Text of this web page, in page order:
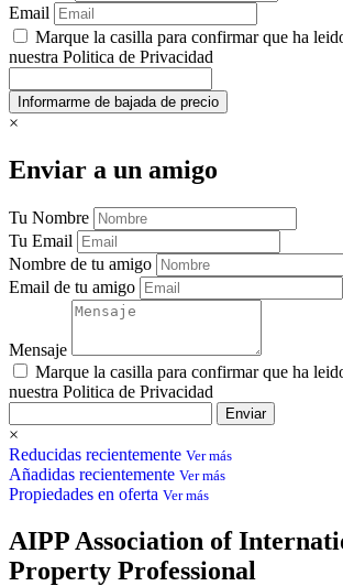
Email
Marque la casilla para confirmar que ha
nuestra Politica de Privacidad
×
Enviar a un amigo
Tu Nombre
Tu Email
Nombre de tu amigo
Email de tu amigo
Mensaje
Marque la casilla para confirmar que ha
nuestra Politica de Privacidad
Enviar
×
Reducidas recientemente Ver más
Añadidas recientemente Ver más
Propiedades en oferta Ver más
AIPP Association of
Property Professional